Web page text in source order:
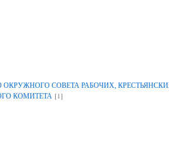
СОВЕТА РАБОЧИХ,
КОМИТЕТА [1]